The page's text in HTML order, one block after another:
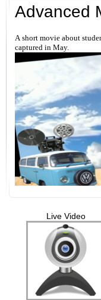
Advanced
A short movie about
captured in May.
Live Video